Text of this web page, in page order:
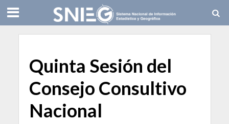
Quinta Sesión del
Consejo Consultivo
Nacional